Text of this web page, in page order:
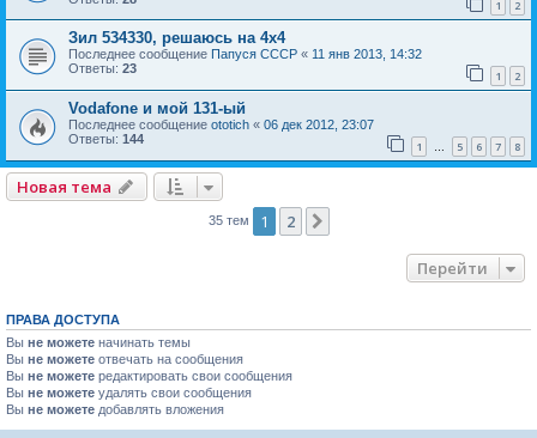
1 2
Зил 534330, решаюсь на 4х4
Последнее сообщение Папуся СССР « 11 янв 2013, 14:32
Ответы: 23 1 2
Vodafone и мой 131-ый
Последнее сообщение ototich « 06 дек 2012, 23:07
Ответы: 144 1 … 5 6 7 8
Новая тема
35 тем 1 2
Перейти
ПРАВА ДОСТУПА
Вы не можете начинать темы
Вы не можете отвечать на сообщения
Вы не можете редактировать свои сообщения
Вы не можете удалять свои сообщения
Вы не можете добавлять вложения